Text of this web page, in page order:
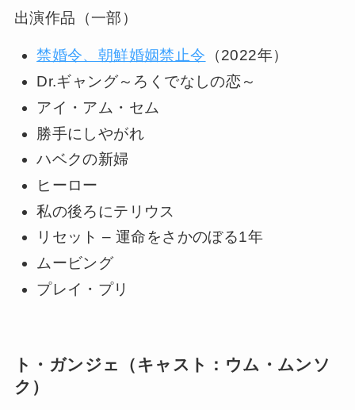
出演作品（一部）
禁婚令、朝鮮婚姻禁止令 （2022年）
Dr.ギャング～ろくでなしの恋～
アイ・アム・セム
勝手にしやがれ
ハベクの新婦
ヒーロー
私の後ろにテリウス
リセット – 運命をさかのぼる1年
ムービング
プレイ・プリ
ト・ガンジェ（キャスト：ウム・ムンソ
ク）